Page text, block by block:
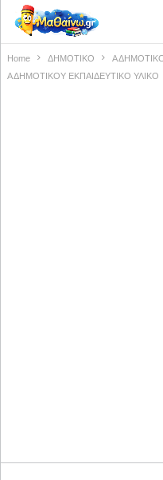
Home ΔΗΜΟΤΙΚΟ
Α
Α ΔΗΜΟΤΙΚΟΥ ΕΚΠΑΙΔΕΥΤΙΚΟ ΥΛΙΚΟ